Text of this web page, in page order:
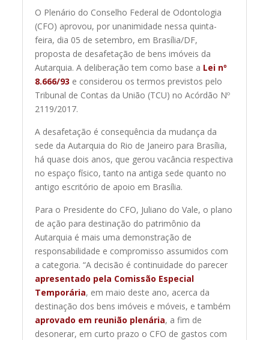
O Plenário do Conselho Federal de Odontologia
(CFO) aprovou, por unanimidade nessa quinta-
feira, dia 05 de setembro, em Brasília/DF,
proposta de desafetação de bens imóveis da
Autarquia. A deliberação tem como base a Lei nº
8.666/93 e considerou os termos previstos pelo
Tribunal de Contas da União (TCU) no Acórdão Nº
2119/2017.
A desafetação é consequência da mudança da
sede da Autarquia do Rio de Janeiro para Brasília,
há quase dois anos, que gerou vacância respectiva
no espaço físico, tanto na antiga sede quanto no
antigo escritório de apoio em Brasília.
Para o Presidente do CFO, Juliano do Vale, o plano
de ação para destinação do patrimônio da
Autarquia é mais uma demonstração de
responsabilidade e compromisso assumidos com
a categoria. “A decisão é continuidade do parecer
apresentado pela Comissão Especial
Temporária, em maio deste ano, acerca da
destinação dos bens imóveis e móveis, e também
aprovado em reunião plenária, a fim de
desonerar, em curto prazo o CFO de gastos com